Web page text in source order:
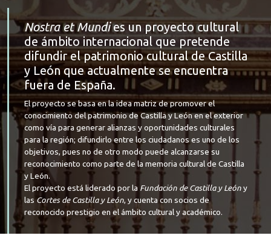
Nostra et Mundies un proyecto cultural
de ámbito internacional que pretende
difundir el patrimonio cultural de Castilla
y León que actualmente se encuentra
fuera de España.
El proyecto se basa en la idea matriz de promover el
conocimiento del patrimonio de Castilla y León en el exterior
como vía para generar alianzas y oportunidades culturales
para la región; difundirlo entre los ciudadanos es uno de los
objetivos, pues no de otro modo puede alcanzarse su
reconocimiento como parte de la memoria cultural de Castilla
y León.
El proyecto está liderado por la Fundación de Castilla y Leóny
lasCortes de Castilla y León, y cuenta con socios de
reconocido prestigio en el ámbito cultural y académico.